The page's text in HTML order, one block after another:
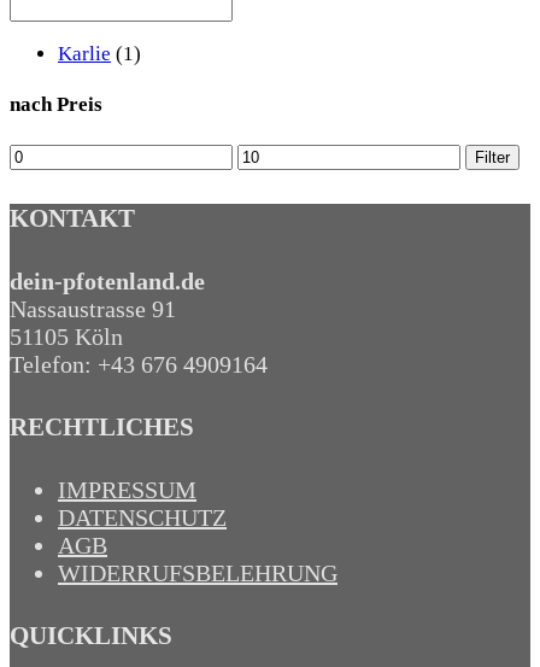
Karlie (1)
nach Preis
Min
Max
Filter
KONTAKT
dein-pfotenland.de
Nassaustrasse 91
51105 Köln
Telefon: +43 676 4909164‬
RECHTLICHES
IMPRESSUM
DATENSCHUTZ
AGB
WIDERRUFSBELEHRUNG
QUICKLINKS